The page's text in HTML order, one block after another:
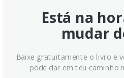
Está na
mudar
Baixe gratuitamente o livro e
pode dar em teu caminho